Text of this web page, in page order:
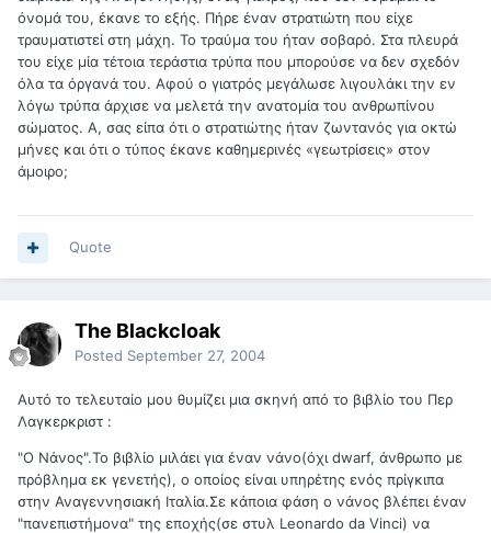
όνομά του, έκανε το εξής. Πήρε έναν στρατιώτη που είχε
τραυματιστεί στη μάχη. Το τραύμα του ήταν σοβαρό. Στα πλευρά
του είχε μία τέτοια τεράστια τρύπα που μπορούσε να δεν σχεδόν
όλα τα όργανά του. Αφού ο γιατρός μεγάλωσε λιγουλάκι την εν
λόγω τρύπα άρχισε να μελετά την ανατομία του ανθρωπίνου
σώματος. Α, σας είπα ότι ο στρατιώτης ήταν ζωντανός για οκτώ
μήνες και ότι ο τύπος έκανε καθημερινές «γεωτρίσεις» στον
άμοιρο;
Quote
The Blackcloak
Posted September 27, 2004
Αυτό το τελευταίο μου θυμίζει μια σκηνή από το βιβλίο του Περ
Λαγκερκριστ :
"Ο Νάνος".Το βιβλίο μιλάει για έναν νάνο(όχι dwarf, άνθρωπο με
πρόβλημα εκ γενετής), ο οποίος είναι υπηρέτης ενός πρίγκιπα
στην Αναγεννησιακή Ιταλία.Σε κάποια φάση ο νάνος βλέπει έναν
"πανεπιστήμονα" της εποχής(σε στυλ Leonardo da Vinci) να